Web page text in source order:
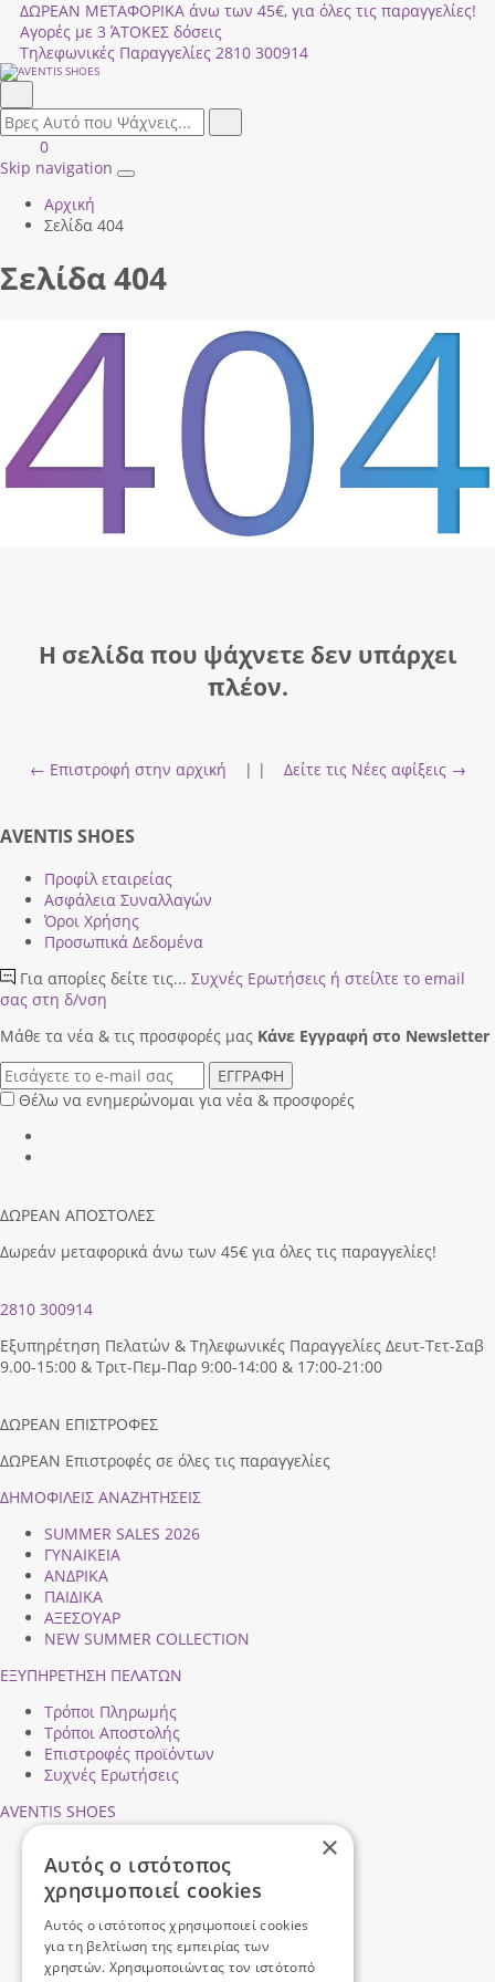
ΔΩΡΕΑΝ ΜΕΤΑΦΟΡΙΚΑ άνω των 45€, για όλες τις παραγγελίες!
Αγορές με 3 ΆΤΟΚΕΣ δόσεις
Τηλεφωνικές Παραγγελίες 2810 300914
field.search
Είσοδος
|
ΚΑΛΑΘΙ
ΑΓΟΡΩΝ
0
Skip navigation
Toggle
Αρχική
Σελίδα 404
Σελίδα 404
Η σελίδα που ψάχνετε δεν υπάρχει
πλέον.
← Επιστροφή στην αρχική | | Δείτε τις Νέες αφίξεις →
AVENTIS SHOES
Προφίλ εταιρείας
Ασφάλεια Συναλλαγών
Όροι Χρήσης
Προσωπικά Δεδομένα
Για απορίες δείτε τις... Συχνές Ερωτήσεις ή στείλτε το email
σας στη δ/νση
Μάθε τα νέα & τις προσφορές μας Κάνε Eγγραφή στο Newsletter
ΕΓΓΡΑΦΗ
Θέλω να ενημερώνομαι για νέα & προσφορές
ΔΩΡΕΑΝ ΑΠΟΣΤΟΛΕΣ
Δωρεάν μεταφορικά άνω των 45€ για όλες τις παραγγελίες!
2810 300914
Εξυπηρέτηση Πελατών & Τηλεφωνικές Παραγγελίες Δευτ-Τετ-Σαβ
9.00-15:00 & Τριτ-Πεμ-Παρ 9:00-14:00 & 17:00-21:00
ΔΩΡΕΑΝ ΕΠΙΣΤΡΟΦΕΣ
ΔΩΡΕΑΝ Επιστροφές σε όλες τις παραγγελίες
ΔΗΜΟΦΙΛEIΣ ΑΝΑΖΗΤΗΣΕΙΣ
SUMMER SALES 2026
ΓΥΝΑΙΚΕΙΑ
ΑΝΔΡΙΚΑ
ΠΑΙΔΙΚΑ
ΑΞΕΣΟΥΑΡ
NEW SUMMER COLLECTION
ΕΞΥΠΗΡΕΤΗΣΗ ΠΕΛΑΤΩΝ
Τρόποι Πληρωμής
Τρόποι Αποστολής
Επιστροφές προϊόντων
Συχνές Ερωτήσεις
AVENTIS SHOES
Ασφάλεια Συναλλαγών
Προσωπικά Δεδομένα
Όροι Χρήσης
×
Αυτός ο ιστότοπος
χρησιμοποιεί cookies
Αυτός ο ιστότοπος χρησιμοποιεί cookies
για τη βελτίωση της εμπειρίας των
χρηστών. Χρησιμοποιώντας τον ιστότοπό